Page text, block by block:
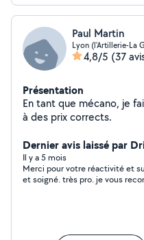
Paul Martin
Lyon (l'Artillerie-La
4,8/5 (37
Présentation
En tant que mécano, je
à des prix corrects.
Dernier avis laissé par
Il y a 5 mois
Merci pour votre réactivité et
et soigné. très pro. je vous